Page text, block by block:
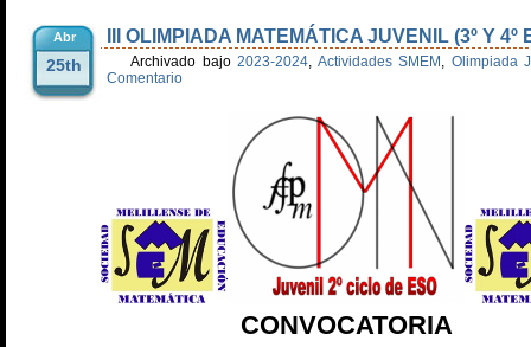
Abr
25th
III OLIMPIADA MATEMÁTICA JUVENIL (3º Y 4º
Archivado bajo2023-2024, Actividades SMEM , Olimpiada
Comentario
CONVOCATORIA